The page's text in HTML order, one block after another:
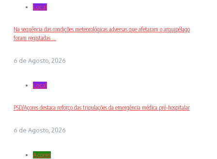
Local
Na sequência das condições meteorológicas adversas que afetaram o arquipélago
foram registadas ...
6 de Agosto, 2026
Local
PSD/Açores destaca reforço das tripulações da emergência médica pré-hospitalar
6 de Agosto, 2026
Açores